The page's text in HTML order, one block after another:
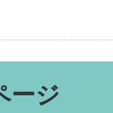
ージ